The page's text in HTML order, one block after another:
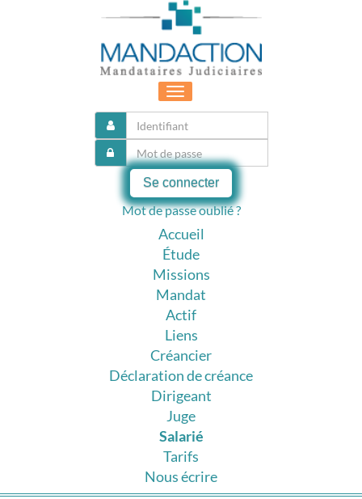
Toggle
navigation
Se connecter
Mot de passe oublié ?
Accueil
Étude
Missions
Mandat
Actif
Liens
Créancier
Déclaration de créance
Dirigeant
Juge
Salarié
Tarifs
Nous écrire